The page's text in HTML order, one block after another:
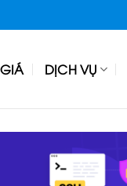
DỊCH VỤ